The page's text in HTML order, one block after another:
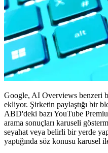
Google, AI Overviews benzeri
ekliyor. Şirketin paylaştığı bir
ABD'deki bazı YouTube
arama sonuçları karuseli
seyahat veya belirli bir yerde
yaptığında söz konusu karusel